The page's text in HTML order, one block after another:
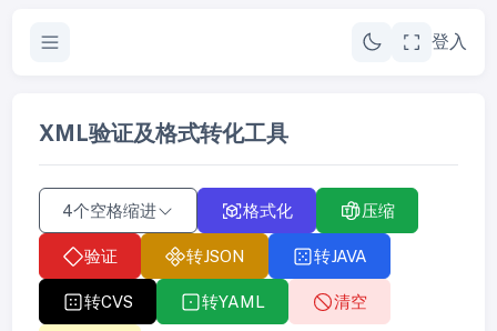
登入
XML验证及格式转化工具
4个空格缩进 格式化 压缩
验证 转JSON 转JAVA
转CVS 转YAML 清空